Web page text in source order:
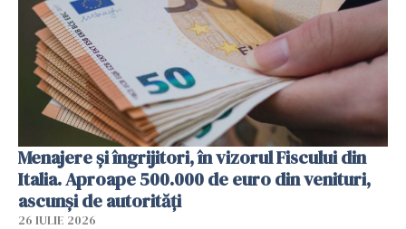
Menajere și îngrijitori, în vizorul Fiscului din
Italia. Aproape 500.000 de euro din venituri,
ascunși de autorități
26 IULIE 2026